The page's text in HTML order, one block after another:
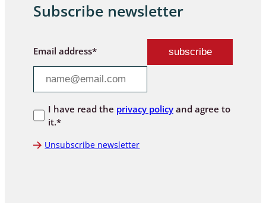
Subscribe newsletter
Email address*
I have read the privacy policyand agree to
it.*
Unsubscribe newsletter